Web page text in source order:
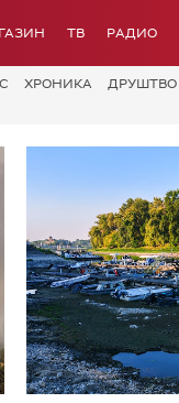
ТВ РАДИО
ХРОНИКА ДРУШТВО